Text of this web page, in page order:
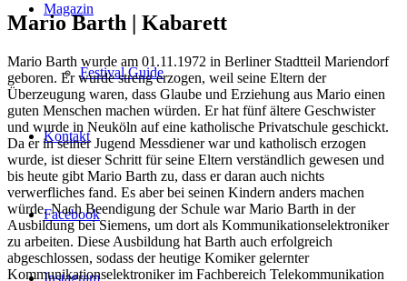
Magazin
Festival Guide
Kontakt
Facebook
Instagram
Mario Barth | Kabarett
Mario Barth wurde am 01.11.1972 in Berliner Stadtteil Mariendorf
geboren. Er wurde streng erzogen, weil seine Eltern der
Überzeugung waren, dass Glaube und Erziehung aus Mario einen
guten Menschen machen würden. Er hat fünf ältere Geschwister
und wurde in Neuköln auf eine katholische Privatschule geschickt.
Da er in seiner Jugend Messdiener war und katholisch erzogen
wurde, ist dieser Schritt für seine Eltern verständlich gewesen und
bis heute gibt Mario Barth zu, dass er daran auch nichts
verwerfliches fand. Es aber bei seinen Kindern anders machen
würde. Nach Beendigung der Schule war Mario Barth in der
Ausbildung bei Siemens, um dort als Kommunikationselektroniker
zu arbeiten. Diese Ausbildung hat Barth auch erfolgreich
abgeschlossen, sodass der heutige Komiker gelernter
Kommunikationselektroniker im Fachbereich Telekommunikation